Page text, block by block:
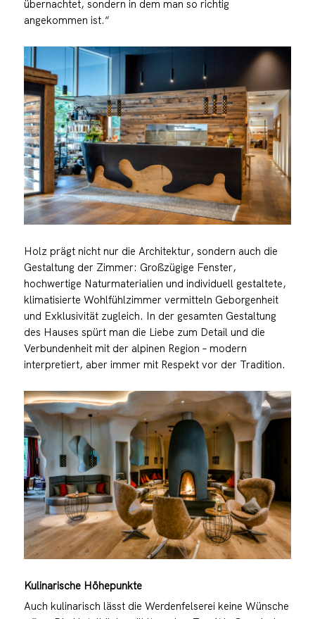
übernachtet, sondern in dem man so richtig
angekommen ist.“
Holz prägt nicht nur die Architektur, sondern auch die
Gestaltung der Zimmer: Großzügige Fenster,
hochwertige Naturmaterialien und individuell gestaltete,
klimatisierte Wohlfühlzimmer vermitteln Geborgenheit
und Exklusivität zugleich. In der gesamten Gestaltung
des Hauses spürt man die Liebe zum Detail und die
Verbundenheit mit der alpinen Region – modern
interpretiert, aber immer mit Respekt vor der Tradition.
Kulinarische Höhepunkte
Auch kulinarisch lässt die Werdenfelserei keine Wünsche